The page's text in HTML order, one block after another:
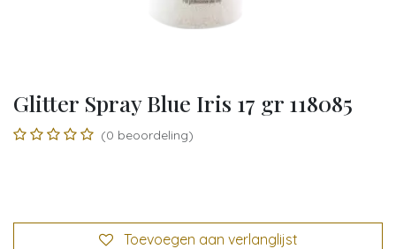
Glitter Spray Blue Iris 17 gr 118085
(0 beoordeling)
Toevoegen aan verlanglijst